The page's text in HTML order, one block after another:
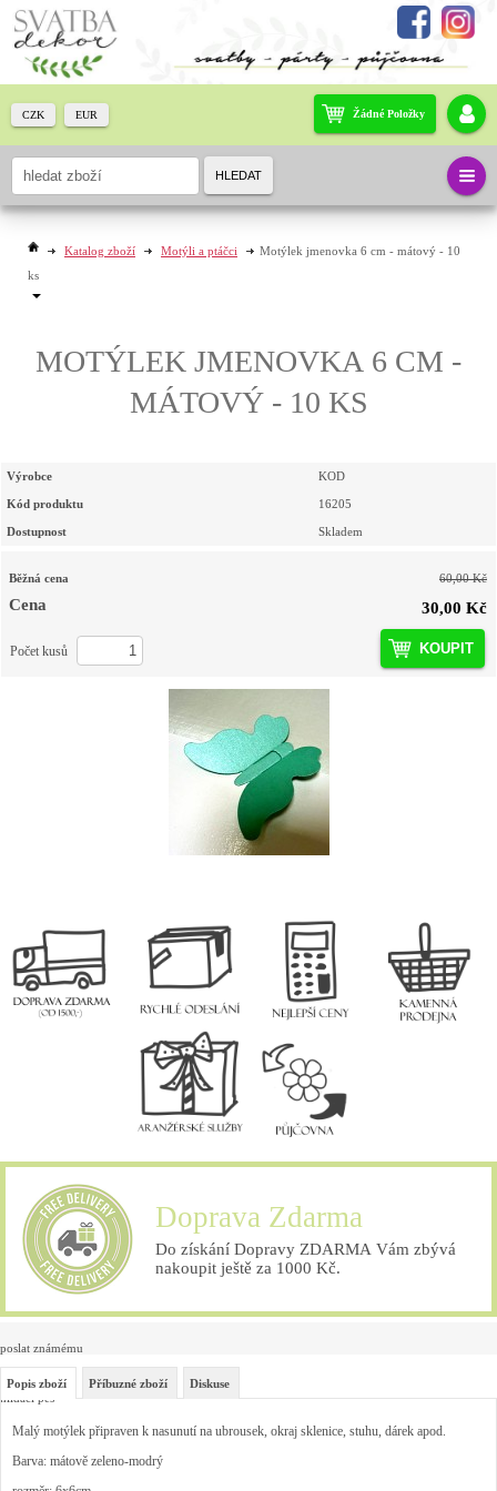
Katalog zboží Motýli a ptáčci
Motýlek jmenovka 6 cm - mátový - 10
ks
MOTÝLEK JMENOVKA 6 CM -
MÁTOVÝ - 10 KS
Výrobce KOD
Kód produktu 16205
Dostupnost Skladem
Běžná cena 60,00 Kč
Cena 30,00 Kč
KOUPIT
Počet kusů
Doprava Zdarma
Do získání Dopravy ZDARMA Vám zbývá
nakoupit ještě za 1000 Kč.
poslat známému
hlídací pes
Popis zboží Příbuzné zboží Diskuse
Malý motýlek připraven k nasunutí na ubrousek, okraj sklenice, stuhu, dárek apod.
Barva: mátově zeleno-modrý
Žádné Položky
CZK EUR
HLEDAT